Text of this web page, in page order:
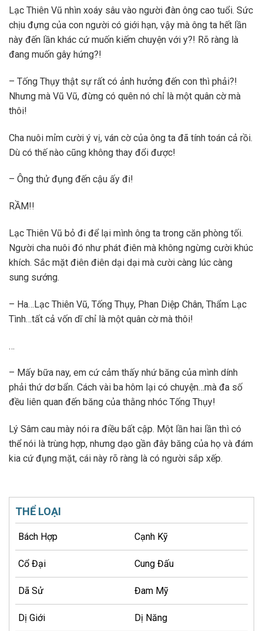
Lạc Thiên Vũ nhìn xoáy sâu vào người đàn ông cao tuổi. Sức
chịu đựng của con người có giới hạn, vậy mà ông ta hết lần
này đến lần khác cứ muốn kiếm chuyện với y?! Rõ ràng là
đang muốn gây hứng?!
– Tống Thụy thật sự rất có ảnh hưởng đến con thì phải?!
Nhưng mà Vũ Vũ, đừng có quên nó chỉ là một quân cờ mà
thôi!
Cha nuôi mỉm cười ý vị, ván cờ của ông ta đã tính toán cả rồi.
Dù có thế nào cũng không thay đổi được!
– Ông thử đụng đến cậu ấy đi!
RẦM!!
Lạc Thiên Vũ bỏ đi để lại mình ông ta trong căn phòng tối.
Người cha nuôi đó như phát điên mà không ngừng cười khúc
khích. Sắc mặt điên điên dại dại mà cười càng lúc càng
sung sướng.
– Ha…Lạc Thiên Vũ, Tống Thụy, Phan Diệp Chân, Thẩm Lạc
Tình…tất cả vốn dĩ chỉ là một quân cờ mà thôi!
…
– Mấy bữa nay, em cứ cảm thấy nhứ băng của mình dính
phải thứ dơ bẩn. Cách vài ba hôm lại có chuyện…mà đa số
đều liên quan đến băng của thằng nhóc Tống Thụy!
Lý Sâm cau mày nói ra điều bất cập. Một lần hai lần thì có
thể nói là trùng hợp, nhưng dạo gần đây băng của họ và đám
kia cứ đụng mặt, cái này rõ ràng là có người sắp xếp.
THỂ LOẠI
Bách Hợp Cạnh Kỹ
Cổ Đại Cung Đấu
Dã Sử Đam Mỹ
Dị Giới Dị Năng